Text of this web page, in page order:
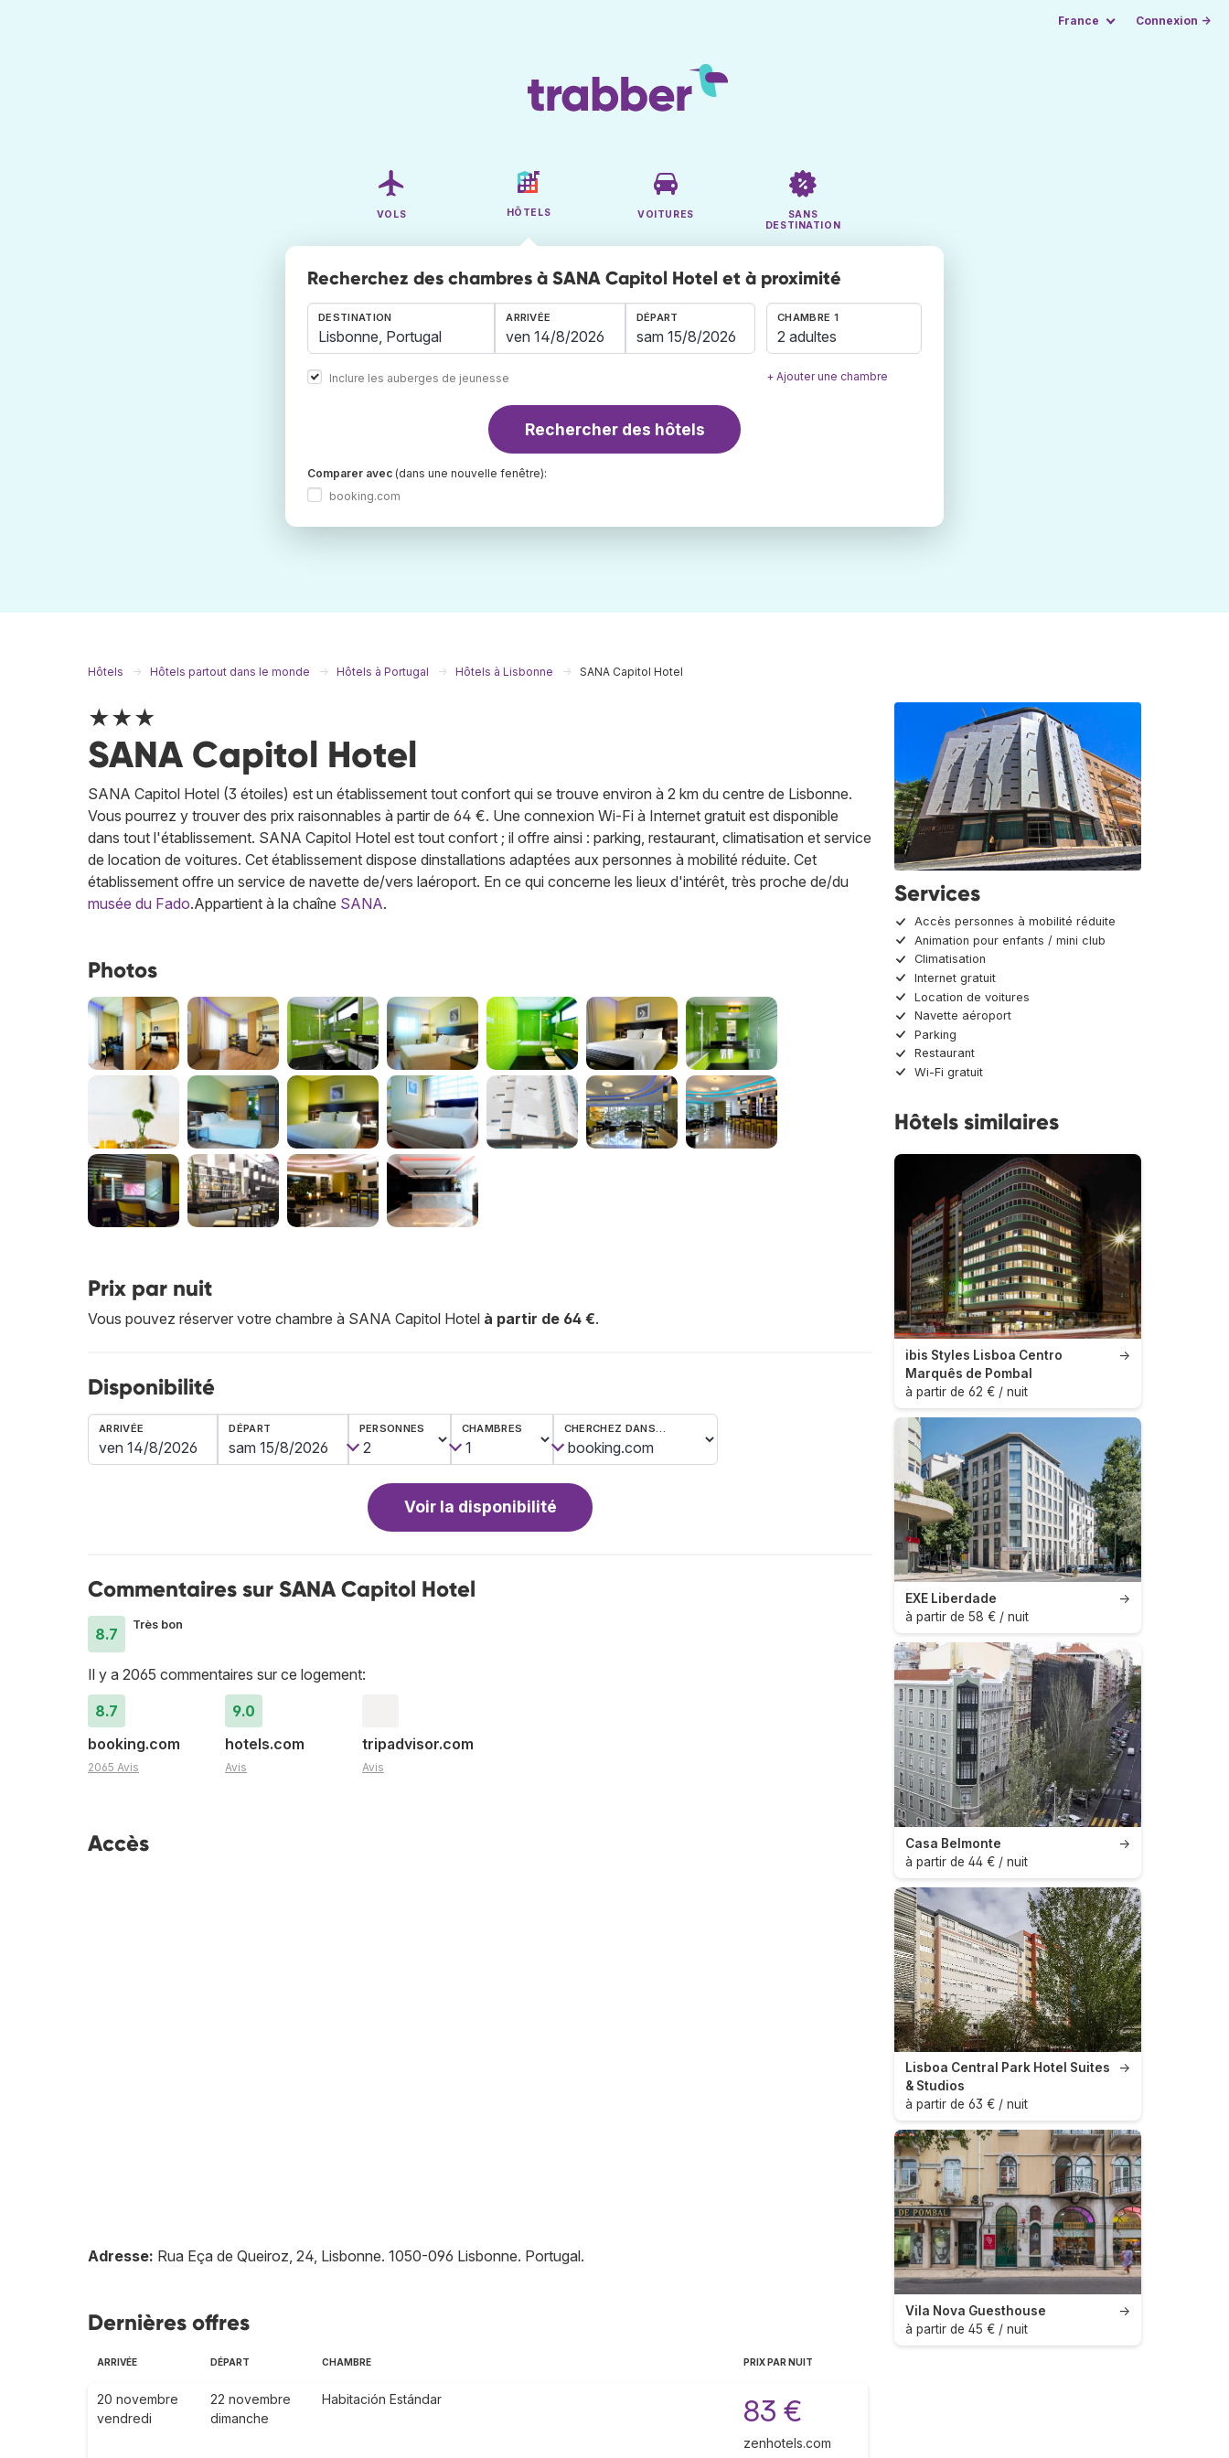
France Connexion →
VOLS HÔTELS VOITURES
SANS
DESTINATION
Recherchez des chambres à SANA Capitol Hotel et à proximité
DESTINATION
Inclure les auberges de jeunesse
ARRIVÉE DÉPART CHAMBRE 1
2 adultes
+ Ajouter une chambre
Rechercher des hôtels
Comparer avec (dans une nouvelle fenêtre):
booking.com
Hôtels Hôtels partout dans le monde Hôtels à Portugal Hôtels à Lisbonne SANA Capitol Hotel
★★★
SANA Capitol Hotel
SANA Capitol Hotel (3 étoiles) est un établissement tout confort qui se trouve environ à 2 km du centre de Lisbonne.
Vous pourrez y trouver des prix raisonnables à partir de 64 €. Une connexion Wi-Fi à Internet gratuit est disponible
dans tout l'établissement. SANA Capitol Hotel est tout confort ; il offre ainsi : parking, restaurant, climatisation et service
de location de voitures. Cet établissement dispose dinstallations adaptées aux personnes à mobilité réduite. Cet
établissement offre un service de navette de/vers laéroport. En ce qui concerne les lieux d'intérêt, très proche de/du
musée du Fado.Appartient à la chaîne SANA.
Photos
Prix par nuit
Vous pouvez réserver votre chambre à SANA Capitol Hotel à partir de 64 €.
Disponibilité
ARRIVÉE DÉPART PERSONNES CHAMBRES CHERCHEZ DANS…
Voir la disponibilité
Commentaires sur SANA Capitol Hotel
8.7
Très bon
Il y a 2065 commentaires sur ce logement:
8.7
booking.com
2065 Avis
9.0
hotels.com
Avis
tripadvisor.com
Avis
Accès
Adresse: Rua Eça de Queiroz, 24, Lisbonne. 1050-096 Lisbonne. Portugal.
Dernières offres
ARRIVÉE DÉPART CHAMBRE PRIX PAR NUIT
20 novembre
vendredi
22 novembre
dimanche
Habitación Estándar 83 €
zenhotels.com
Services
Accès personnes à mobilité réduite
Animation pour enfants / mini club
Climatisation
Internet gratuit
Location de voitures
Navette aéroport
Parking
Restaurant
Wi-Fi gratuit
Hôtels similaires
→
ibis Styles Lisboa Centro
Marquês de Pombal
à partir de 62 € / nuit
→
EXE Liberdade
à partir de 58 € / nuit
→
Casa Belmonte
à partir de 44 € / nuit
→
Lisboa Central Park Hotel Suites
& Studios
à partir de 63 € / nuit
→
Vila Nova Guesthouse
à partir de 45 € / nuit